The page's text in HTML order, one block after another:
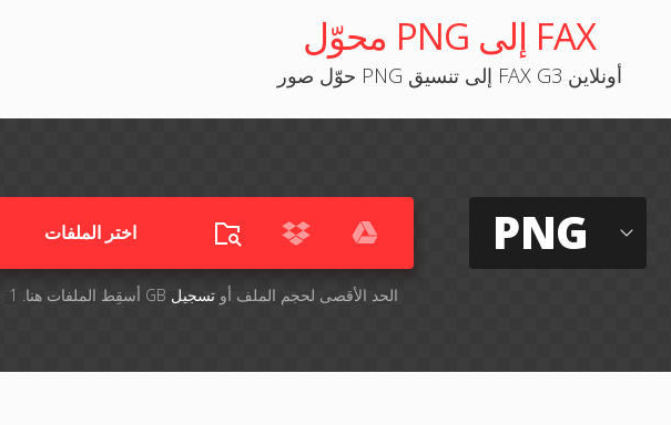
محوّل PNG إلى FAX
حوّل صور PNG إلى تنسيق FAX G3 أونلاين
اختر الملفات
أسقِط الملفات هنا. 1 GB الحد الأقصى لحجم الملف أوتسجيل
PNG